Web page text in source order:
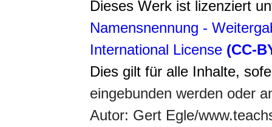
Dieses Werk ist lizenziert
Namensnennung -
International License (CC-
Dies gilt für alle Inhalte,
eingebunden werden oder
Autor: Gert Egle/